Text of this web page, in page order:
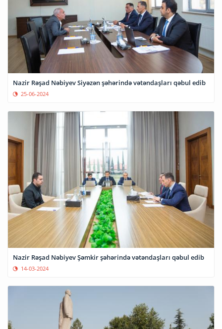
Nazir Rəşad Nəbiyev Siyəzən şəhərində vətəndaşları qəbul edib
25-06-2024
Nazir Rəşad Nəbiyev Şəmkir şəhərində vətəndaşları qəbul edib
14-03-2024